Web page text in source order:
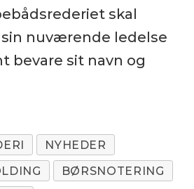
skal
nuværende ledelse
bevare sit navn og
NYHEDER
BØRSNOTERING